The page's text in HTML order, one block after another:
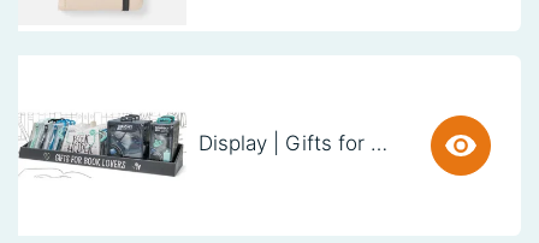
Display | Gifts for Book Lovers (60cm)